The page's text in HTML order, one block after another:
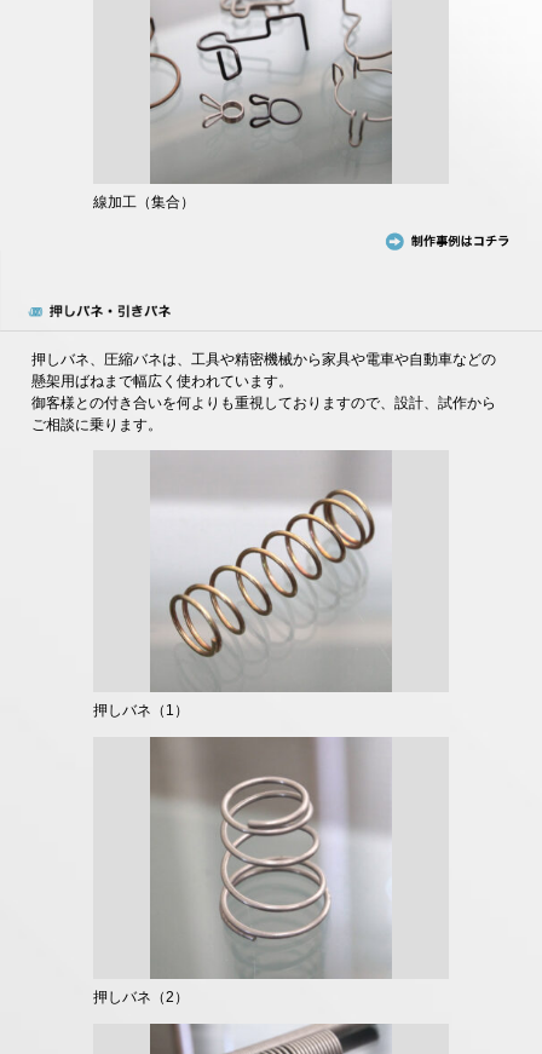
線加工（集合）
押しバネ、圧縮バネは、工具や精密機械から家具や電車や自動車などの
懸架用ばねまで幅広く使われています。
御客様との付き合いを何よりも重視しておりますので、設計、試作から
ご相談に乗ります。
押しバネ（1）
押しバネ（2）